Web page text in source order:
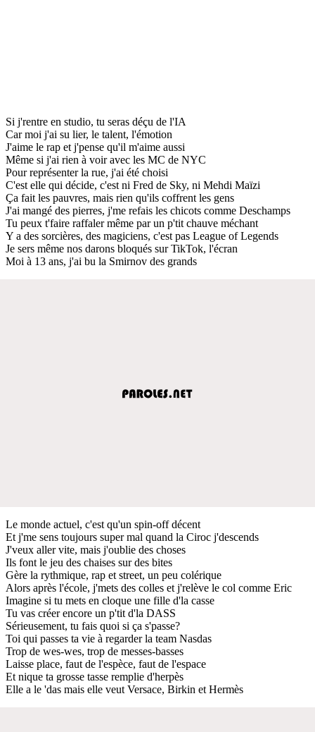
Si j'rentre en studio, tu seras déçu de l'IA
Car moi j'ai su lier, le talent, l'émotion
J'aime le rap et j'pense qu'il m'aime aussi
Même si j'ai rien à voir avec les MC de NYC
Pour représenter la rue, j'ai été choisi
C'est elle qui décide, c'est ni Fred de Sky, ni Mehdi Maïzi
Ça fait les pauvres, mais rien qu'ils coffrent les gens
J'ai mangé des pierres, j'me refais les chicots comme Deschamps
Tu peux t'faire raffaler même par un p'tit chauve méchant
Y a des sorcières, des magiciens, c'est pas League of Legends
Je sers même nos darons bloqués sur TikTok, l'écran
Moi à 13 ans, j'ai bu la Smirnov des grands
Le monde actuel, c'est qu'un spin-off décent
Et j'me sens toujours super mal quand la Ciroc j'descends
J'veux aller vite, mais j'oublie des choses
Ils font le jeu des chaises sur des bites
Gère la rythmique, rap et street, un peu colérique
Alors après l'école, j'mets des colles et j'relève le col comme Eric
Imagine si tu mets en cloque une fille d'la casse
Tu vas créer encore un p'tit d'la DASS
Sérieusement, tu fais quoi si ça s'passe?
Toi qui passes ta vie à regarder la team Nasdas
Trop de wes-wes, trop de messes-basses
Laisse place, faut de l'espèce, faut de l'espace
Et nique ta grosse tasse remplie d'herpès
Elle a le 'das mais elle veut Versace, Birkin et Hermès